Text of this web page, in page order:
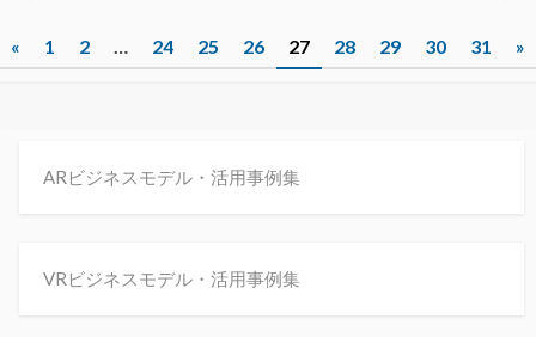
投
ビ
ー
« 1 2 24 25 26 27 28 29 30 31 »
ARビジネスモデル・活用事例集
VRビジネスモデル・活用事例集